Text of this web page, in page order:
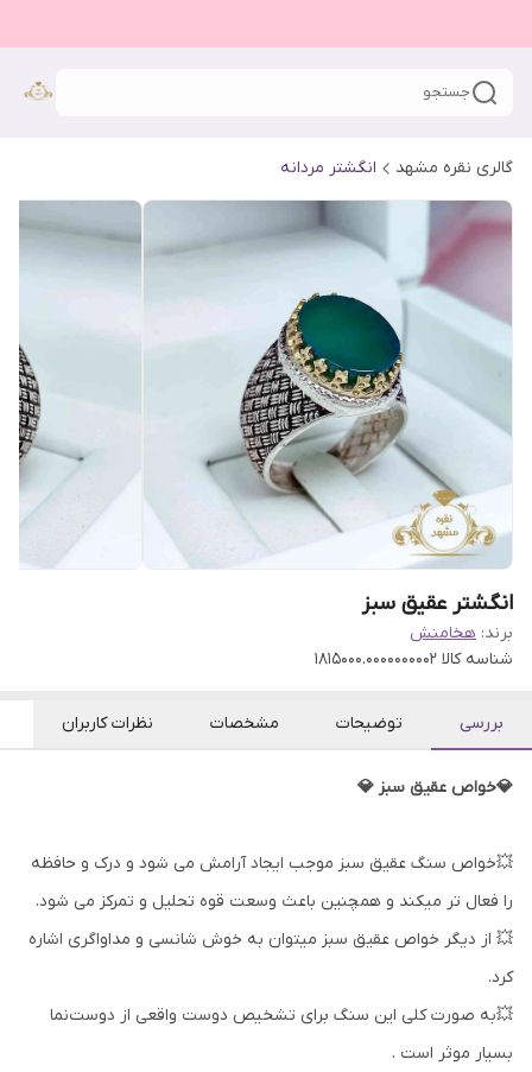
جستجو
گالری نقره مشهد انگشتر مردانه
انگشتر عقیق سبز
برند: هخامنش
شناسه کالا 1815000.0000000002
بررسی توضیحات مشخصات نظرات کاربران
💎خواص عقیق سبز 💎
💥خواص سنگ عقیق سبز موجب ایجاد آرامش می شود و درک و حافظه
را فعال تر میکند و همچنین باعث وسعت قوه تحلیل و تمرکز می شود.
💥 از دیگر خواص عقیق سبز میتوان به خوش شانسی و مداواگری اشاره
کرد.
💥به صورت کلی این سنگ برای تشخیص دوست واقعی از دوست‌نما
بسیار موثر است .